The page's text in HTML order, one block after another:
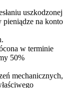
uszkodzonej
pieniądze na konto
w terminie
50%
mechanicznych,